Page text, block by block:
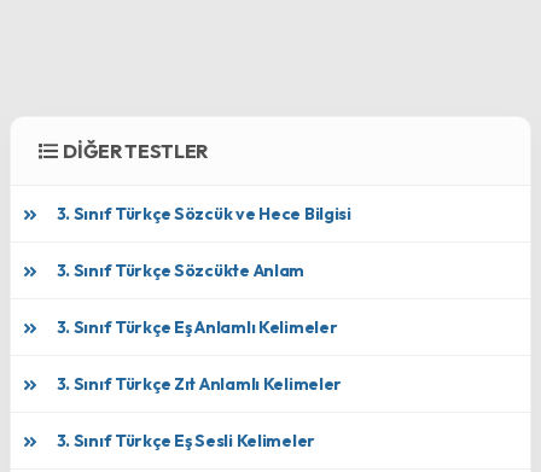
DİĞER TESTLER
3. Sınıf Türkçe Sözcük ve Hece Bilgisi
3. Sınıf Türkçe Sözcükte Anlam
3. Sınıf Türkçe Eş Anlamlı Kelimeler
3. Sınıf Türkçe Zıt Anlamlı Kelimeler
3. Sınıf Türkçe Eş Sesli Kelimeler